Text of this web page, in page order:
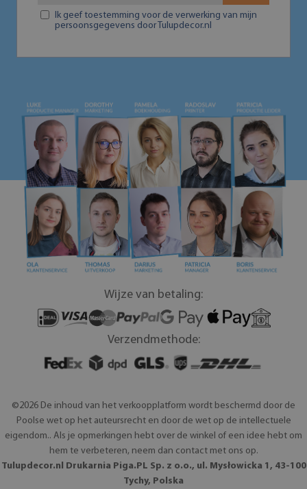
Ik geef toestemming voor de verwerking van mijn
persoonsgegevens door Tulupdecor.nl
Wijze van betaling:
Verzendmethode:
©2026 De inhoud van het verkoopplatform wordt beschermd door de
Poolse wet op het auteursrecht en door de wet op de intellectuele
eigendom.. Als je opmerkingen hebt over de winkel of een idee hebt om
hem te verbeteren, neem dan contact met ons op.
Tulupdecor.nl Drukarnia Piga.PL Sp. z o.o., ul. Mysłowicka 1, 43-100
Tychy, Polska